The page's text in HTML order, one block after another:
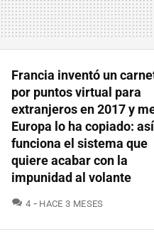
Francia inventó un
por puntos virtual para
extranjeros en 2017 y
Europa lo ha copiado: así
funciona el sistema que
quiere acabar con la
impunidad al volante
4 COMENTARIOS
HACE 3 MESES